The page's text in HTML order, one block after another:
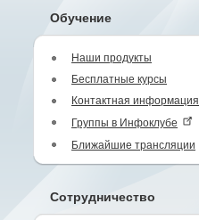
Обучение
Наши продукты
Бесплатные курсы
Контактная информация
Группы в Инфоклубе
Ближайшие трансляции
Сотрудничество